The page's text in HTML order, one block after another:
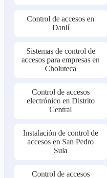
Control de accesos en
Danlí
Sistemas de control de
accesos para empresas en
Choluteca
Control de accesos
electrónico en Distrito
Central
Instalación de control de
accesos en San Pedro
Sula
Control de accesos